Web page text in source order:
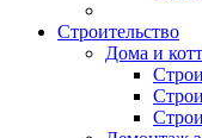
Строительство
Дома и